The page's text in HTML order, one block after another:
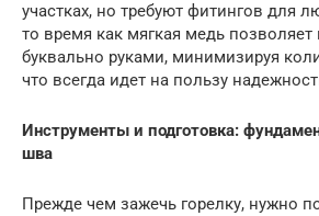
участках, но требуют фитингов для
то время как мягкая медь позволяет
буквально руками, минимизируя
что всегда идет на пользу
Инструменты и подготовка:
шва
Прежде чем зажечь горелку, нужно